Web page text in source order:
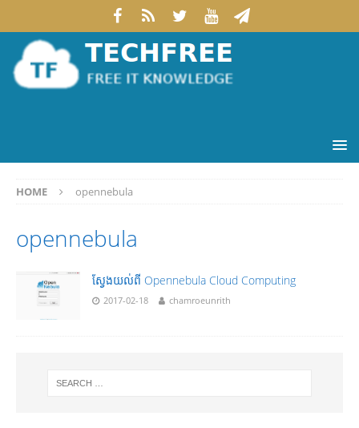
HOME opennebula
opennebula
ស្វែងយល់ពី Opennebula Cloud Computing
2017-02-18 chamroeunrith